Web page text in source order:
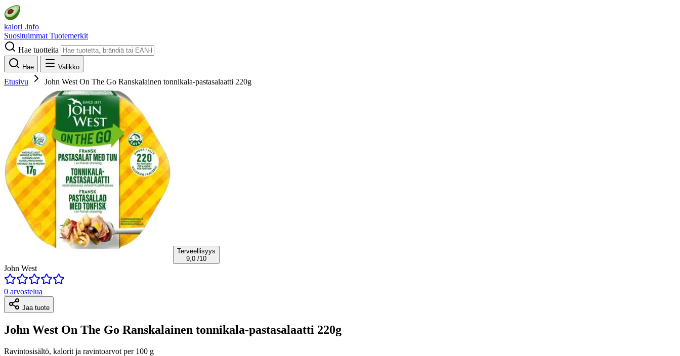
kalori .info
Suosituimmat Tuotemerkit
Hae tuotteita
Hae Valikko
Etusivu John West On The Go Ranskalainen tonnikala-pastasalaatti 220g
Terveellisyys
9,0 /10
John West
0 arvostelua
Jaa tuote
John West On The Go Ranskalainen tonnikala-pastasalaatti 220g
Ravintosisältö, kalorit ja ravintoarvot per 100 g